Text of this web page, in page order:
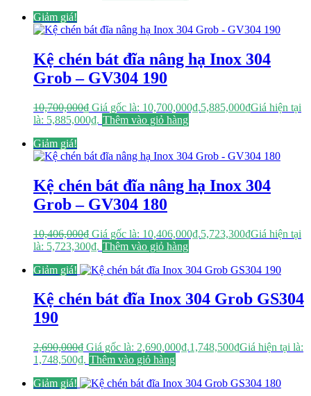
Giảm giá!
Kệ chén bát đĩa nâng hạ Inox 304
Grob – GV304 190
10,700,000₫ Giá gốc là: 10,700,000₫.5,885,000₫Giá hiện tại
là: 5,885,000₫. Thêm vào giỏ hàng
Giảm giá!
Kệ chén bát đĩa nâng hạ Inox 304
Grob – GV304 180
10,406,000₫ Giá gốc là: 10,406,000₫.5,723,300₫Giá hiện tại
là: 5,723,300₫. Thêm vào giỏ hàng
Giảm giá!
Kệ chén bát đĩa Inox 304 Grob GS304
190
2,690,000₫ Giá gốc là: 2,690,000₫.1,748,500₫Giá hiện tại là:
1,748,500₫. Thêm vào giỏ hàng
Giảm giá!